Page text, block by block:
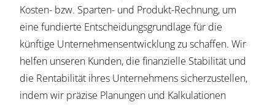
Kosten- bzw. Sparten- und Produkt-Rechnung, um
eine fundierte Entscheidungsgrundlage für die
künftige Unternehmensentwicklung zu schaffen. Wir
helfen unseren Kunden, die finanzielle Stabilität und
die Rentabilität ihres Unternehmens sicherzustellen,
indem wir präzise Planungen und Kalkulationen